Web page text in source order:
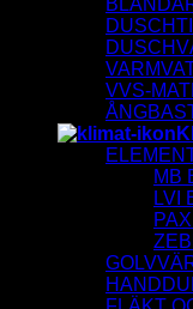
VVS-
MB
LVI